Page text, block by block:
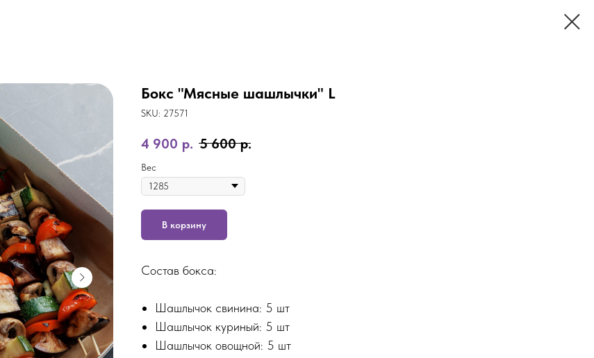
Бокс "Мясные шашлычки" L
SKU: 27571
4 900 р. 5 600 р.
Вес
В корзину
Состав бокса:
Шашлычок свинина: 5 шт
Шашлычок куриный: 5 шт
Шашлычок овощной: 5 шт